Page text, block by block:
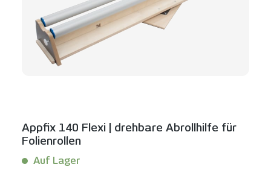
Appfix 140 Flexi | drehbare Abrollhilfe für
Folienrollen
Auf Lager